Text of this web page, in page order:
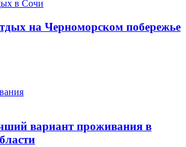
на Черноморском побережье
вариант проживания в